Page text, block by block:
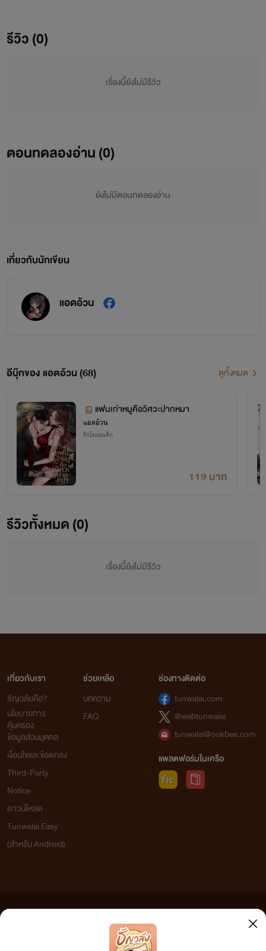
รีวิว (0)
เรื่องนี้ยังไม่มีรีวิว
ตอนทดลองอ่าน (0)
ยังไม่มีตอนทดลองอ่าน
เกี่ยวกับนักเขียน
แอดอ้วน
อีบุ๊กของ แอดอ้วน (68) ดูทั้งหมด
แฟนเก่าหนูคือวิศวะปากหมา
แอดอ้วน
รักโรแมนติก
119 บาท
รีวิวทั้งหมด (0)
เรื่องนี้ยังไม่มีรีวิว
เกี่ยวกับเรา
ธัญวลัยคือ?
นโยบายการ
คุ้มครอง
ข้อมูลส่วนบุคคล
เงื่อนไขและข้อตกลง
Third-Party
Notice
ดาวน์โหลด
Tunwalai Easy
(สำหรับ Android)
ช่วยเหลือ
บทความ
FAQ
ช่องทางติดต่อ
tunwalai.com
@webtunwalai
tunwalai@ookbee.com
แพลตฟอร์มในเครือ
เว็บไซต์แห่งนี้ไม่ได้เห็นด้วยและไม่ขอรับผิดชอบต่อข้อความใดๆ ทั้งสิ้น ดังนั้นผู้อ่านทุกท่านโปรดใช้
วิจารณญาณในการกลั่นกรองด้วยตนเอง และหากท่านพบข้อความใดๆ ที่ขัดต่อกฎหมายและศีลธรรม